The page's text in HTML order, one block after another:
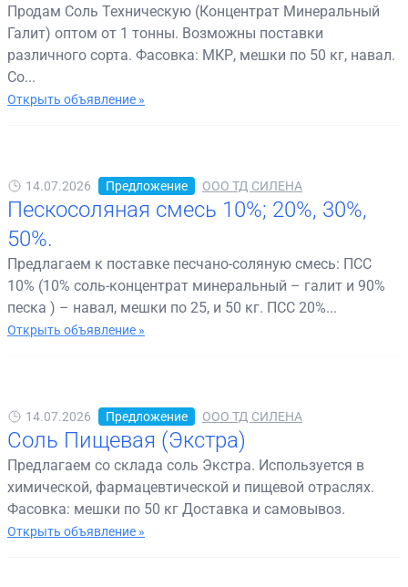
Продам Соль Техническую (Концентрат Минеральный
Галит) оптом от 1 тонны. Возможны поставки
различного сорта. Фасовка: МКР, мешки по 50 кг, навал.
Со...
Открыть объявление »
14.07.2026 Предложение ООО ТД СИЛЕНА
Пескосоляная смесь 10%; 20%, 30%,
50%.
Предлагаем к поставке песчано-соляную смесь: ПСС
10% (10% соль-концентрат минеральный – галит и 90%
песка ) – навал, мешки по 25, и 50 кг. ПСС 20%...
Открыть объявление »
14.07.2026 Предложение ООО ТД СИЛЕНА
Соль Пищевая (Экстра)
Предлагаем со склада соль Экстра. Используется в
химической, фармацевтической и пищевой отраслях.
Фасовка: мешки по 50 кг Доставка и самовывоз.
Открыть объявление »